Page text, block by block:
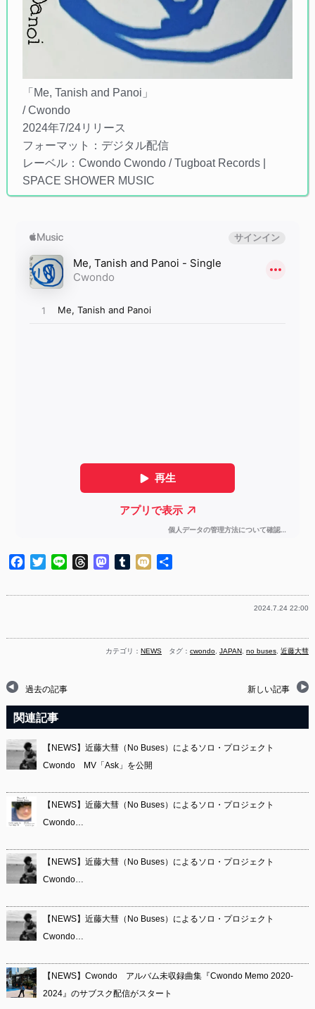
「Me, Tanish and Panoi」
/ Cwondo
2024年7/24リリース
フォーマット：デジタル配信
レーベル：Cwondo Cwondo / Tugboat Records |
SPACE SHOWER MUSIC
Facebook
TwitterLine ThreadsMastodon
Tumblr
Mixi
2024.7.24 22:00
カテゴリ： NEWS タグ：cwondo,JAPAN,no buses,近藤大彗
過去の記事 新しい記事
関連記事
【NEWS】近藤大彗（No Buses）によるソロ・プロジェクト
Cwondo MV「Ask」を公開
【NEWS】近藤大彗（No Buses）によるソロ・プロジェクト
Cwondo…
【NEWS】近藤大彗（No Buses）によるソロ・プロジェクト
Cwondo…
【NEWS】近藤大彗（No Buses）によるソロ・プロジェクト
Cwondo…
【NEWS】Cwondo アルバム未収録曲集『Cwondo Memo 2020-
2024』のサブスク配信がスタート